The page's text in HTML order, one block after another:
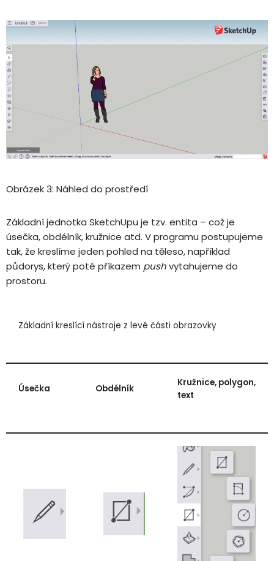
Obrázek 3: Náhled do prostředí
Základní jednotka SketchUpu je tzv. entita – což je
úsečka, obdélník, kružnice atd. V programu postupujeme
tak, že kreslíme jeden pohled na těleso, například
půdorys, který poté příkazem pushvytahujeme do
prostoru.
Základní kreslící nástroje z levé části obrazovky
Úsečka Obdélník
Kružnice, polygon,
text